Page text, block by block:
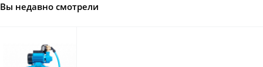
Вы недавно смотрели